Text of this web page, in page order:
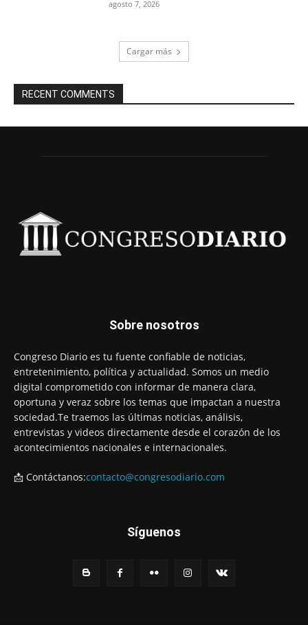
agosto 7, 2026
Cargar más
RECENT COMMENTS
Sobre nosotros
Congreso Diario es tu fuente confiable de noticias,
entretenimiento, política y actualidad. Somos un medio
digital comprometido con informar de manera clara,
oportuna y veraz sobre los temas que impactan a nuestra
sociedad.Te traemos las últimas noticias, análisis,
entrevistas y videos directamente desde el corazón de los
acontecimientos nacionales e internacionales.
📩 Contáctanos:contacto@congresodiario.com
Síguenos